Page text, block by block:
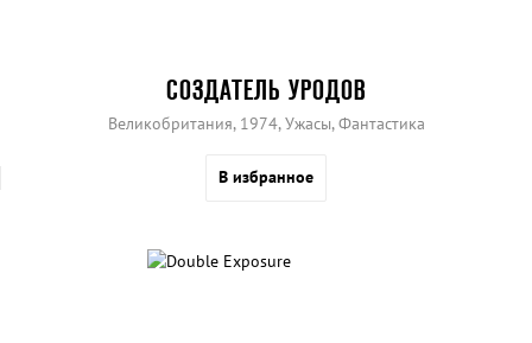
СОЗДАТЕЛЬ УРОДОВ
Великобритания, 1974, Ужасы, Фантастика
В избранное